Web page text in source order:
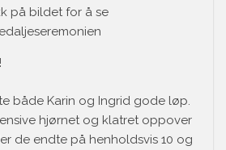
på bildet for å se
både Karin og Ingrid gode løp.
hjørnet og klatret oppover
de endte på henholdsvis 10 og